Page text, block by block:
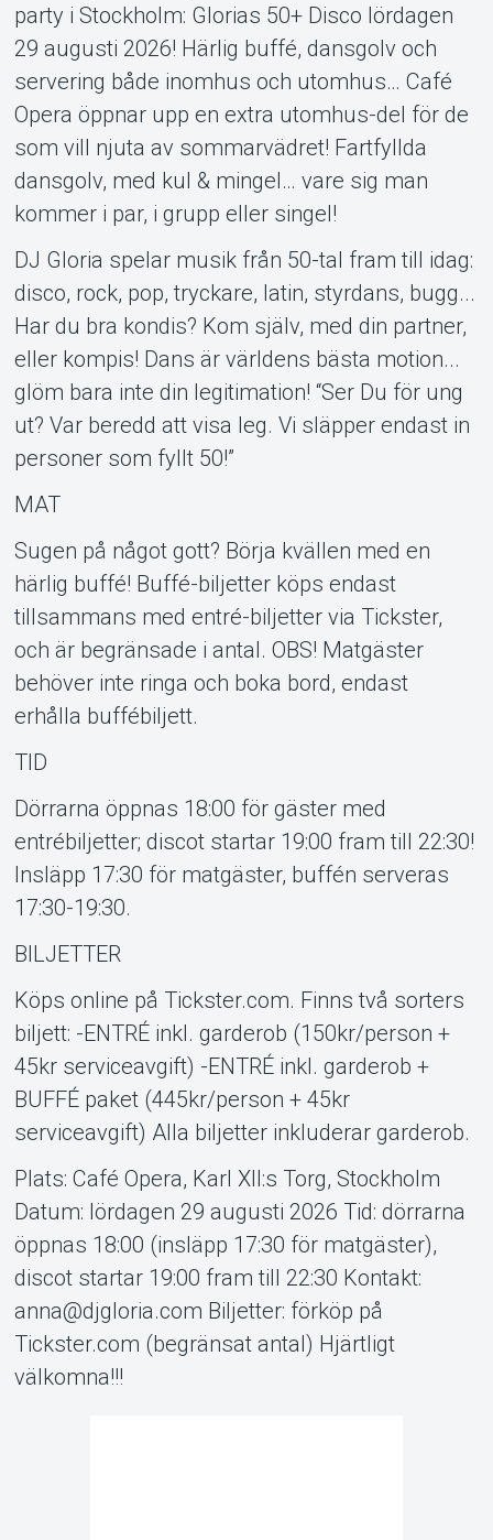
Om Tickster
party i Stockholm: Glorias 50+ Disco lördagen
29 augusti 2026! Härlig buffé, dansgolv och
servering både inomhus och utomhus… Café
Opera öppnar upp en extra utomhus-del för de
som vill njuta av sommarvädret! Fartfyllda
dansgolv, med kul & mingel… vare sig man
kommer i par, i grupp eller singel!
DJ Gloria spelar musik från 50-tal fram till idag:
disco, rock, pop, tryckare, latin, styrdans, bugg...
Har du bra kondis? Kom själv, med din partner,
eller kompis! Dans är världens bästa motion...
glöm bara inte din legitimation! “Ser Du för ung
ut? Var beredd att visa leg. Vi släpper endast in
personer som fyllt 50!”
MAT
Sugen på något gott? Börja kvällen med en
härlig buffé! Buffé-biljetter köps endast
tillsammans med entré-biljetter via Tickster,
och är begränsade i antal. OBS! Matgäster
behöver inte ringa och boka bord, endast
erhålla buffébiljett.
TID
Dörrarna öppnas 18:00 för gäster med
entrébiljetter; discot startar 19:00 fram till 22:30!
Insläpp 17:30 för matgäster, buffén serveras
17:30-19:30.
BILJETTER
Köps online på Tickster.com. Finns två sorters
biljett: -ENTRÉ inkl. garderob (150kr/person +
45kr serviceavgift) -ENTRÉ inkl. garderob +
BUFFÉ paket (445kr/person + 45kr
serviceavgift) Alla biljetter inkluderar garderob.
Plats: Café Opera, Karl XII:s Torg, Stockholm
Datum: lördagen 29 augusti 2026 Tid: dörrarna
öppnas 18:00 (insläpp 17:30 för matgäster),
discot startar 19:00 fram till 22:30 Kontakt:
anna@djgloria.com Biljetter: förköp på
Tickster.com (begränsat antal) Hjärtligt
välkomna!!!